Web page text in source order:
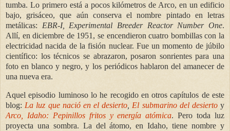
tumba. Lo primero está a pocos kilómetros de Arco, en un edificio
bajo, grisáceo, que aún conserva el nombre pintado en letras
metálicas: EBR-I, Experimental Breeder Reactor Number One.
Allí, en diciembre de 1951, se encendieron cuatro bombillas con la
electricidad nacida de la fisión nuclear. Fue un momento de júbilo
científico: los técnicos se abrazaron, posaron sonrientes para una
foto en blanco y negro, y los periódicos hablaron del amanecer de
una nueva era.
Aquel episodio luminoso lo he recogido en otros capítulos de este
blog: La luz que nació en el desierto El submarino del desiertoy
Arco, Idaho: Pepinillos fritos y energía atómica. Pero toda luz
proyecta una sombra. La del átomo, en Idaho, tiene nombre y